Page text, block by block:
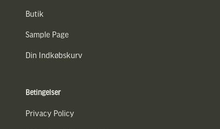
Butik
Sample Page
Din Indkøbskurv
Betingelser
Privacy Policy